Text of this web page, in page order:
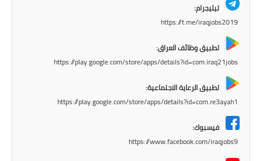
المرحلة الابتدائية
المرحلة الاعدادية
تيليجرام:
https://t.me/iraqjobs2019
تطبيق وظائف العراق:
https://play.google.com/store/apps/details?id=com.iraq21jobs
تطبيق الرعاية الاجتماعية:
https://play.google.com/store/apps/details?id=com.re3ayah1
فيسبوك:
https://www.facebook.com/iraqjobs9